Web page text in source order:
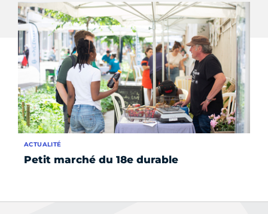
Petit marché du 18e durable
ACTUALITÉ